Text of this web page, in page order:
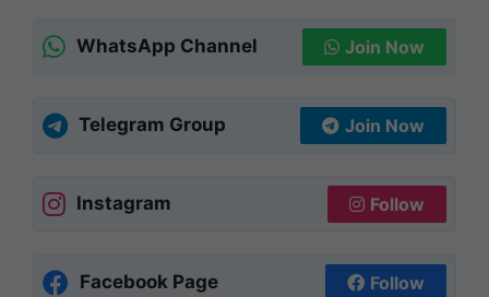
WhatsApp Channel Join Now
Telegram Group Join Now
Instagram Follow
Facebook Page Follow